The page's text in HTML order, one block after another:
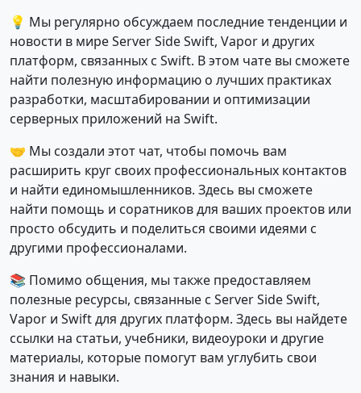
💡 Мы регулярно обсуждаем последние тенденции и
новости в мире Server Side Swift, Vapor и других
платформ, связанных с Swift. В этом чате вы сможете
найти полезную информацию о лучших практиках
разработки, масштабировании и оптимизации
серверных приложений на Swift.
🤝 Мы создали этот чат, чтобы помочь вам
расширить круг своих профессиональных контактов
и найти единомышленников. Здесь вы сможете
найти помощь и соратников для ваших проектов или
просто обсудить и поделиться своими идеями с
другими профессионалами.
📚 Помимо общения, мы также предоставляем
полезные ресурсы, связанные с Server Side Swift,
Vapor и Swift для других платформ. Здесь вы найдете
ссылки на статьи, учебники, видеоуроки и другие
материалы, которые помогут вам углубить свои
знания и навыки.